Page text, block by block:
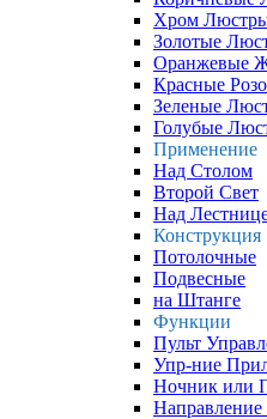
Хром
Золотые
Оранжевые
Красные
Зеленые
Голубые
Применение
Над Столом
Второй Свет
Над
Конструкция
Потолочные
Подвесные
на Штанге
Функции
Пульт
Упр-ние
Ночник или
Направление